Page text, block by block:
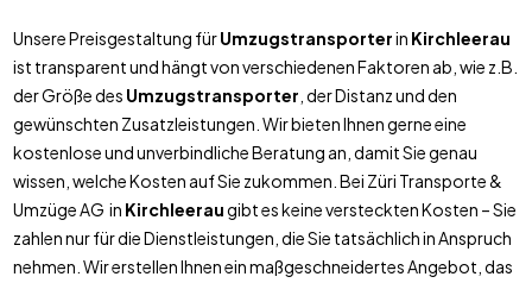
Unsere Preisgestaltung fürUmzugstransporterin Kirchleerau
ist transparent und hängt von verschiedenen Faktoren ab, wie z.B.
der Größe des Umzugstransporter , der Distanz und den
gewünschten Zusatzleistungen. Wir bieten Ihnen gerne eine
kostenlose und unverbindliche Beratung an, damit Sie genau
wissen, welche Kosten auf Sie zukommen. Bei Züri Transporte &
Umzüge AG in Kirchleeraugibt es keine versteckten Kosten – Sie
zahlen nur für die Dienstleistungen, die Sie tatsächlich in Anspruch
nehmen. Wir erstellen Ihnen ein maßgeschneidertes Angebot, das